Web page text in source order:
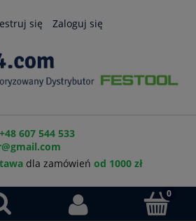
się Zaloguj się
+48 607 544 533
dla zamówień od 1000 zł